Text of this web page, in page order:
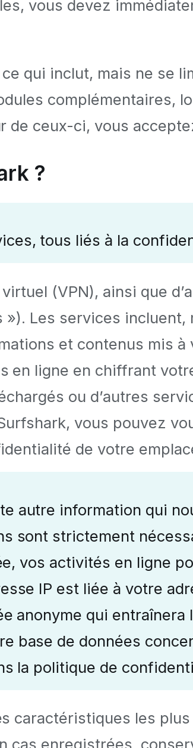
vous devez
qui inclut, mais ne se
complémentaires,
de ceux-ci, vous
?
tous liés à la
(VPN), ainsi que
Les services incluent,
et contenus mis
en ligne en chiffrant
ou d’autres
vous pouvez
de votre
autre information qui
sont strictement
vos activités en ligne
IP est liée à votre
anonyme qui
base de données
la politique de
caractéristiques les
cas enregistrées,